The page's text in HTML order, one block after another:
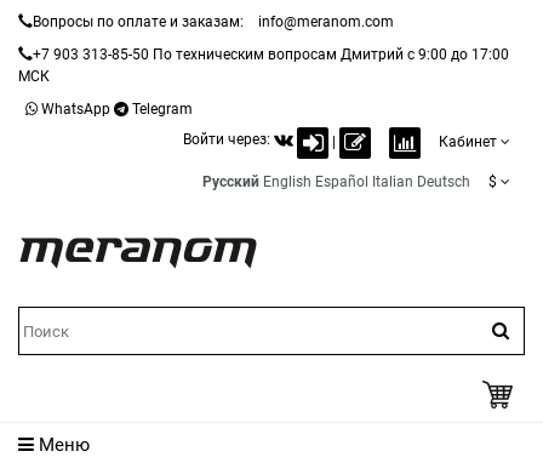
Вопросы по оплате и заказам:
info@meranom.com
+7 903 313-85-50 По техническим вопросам Дмитрий с 9:00 до 17:00
МСК
WhatsApp
Telegram
Войти через:
Кабинет
Русский English Español Italian Deutsch $
Меню